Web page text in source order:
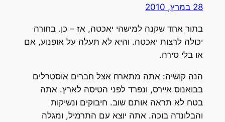
28 במרץ, 2010
בתור אחד שקנה למישהי יאכטה, אז – כן. בחורה
יכולה לרצות יאכטה. והיא לא תעלה על אופנוע, אם
או בלי סירה.
הנה קושיה: אתה מתארח אצל חברים אוסטרלים
בבואנוס איירס, ונפרד לפני הטיסה לארץ. אתה
בטח לא תראה אותם שוב. חיבוקים ונשיקות
והבלונדה בוכה. אתה יוצא עם התרמיל, ומגלה